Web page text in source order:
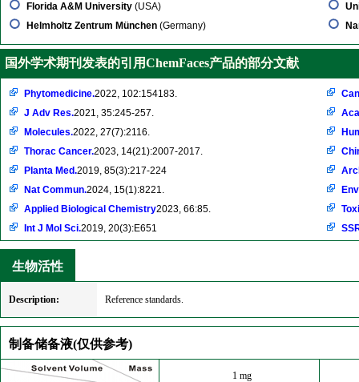
Florida A&M University (USA)
Helmholtz Zentrum München (Germany)
国外学术期刊发表的引用ChemFaces产品的部分文献
Phytomedicine.2022, 102:154183.
J Adv Res.2021, 35:245-257.
Molecules.2022, 27(7):2116.
Thorac Cancer.2023, 14(21):2007-2017.
Planta Med.2019, 85(3):217-224
Nat Commun.2024, 15(1):8221.
Applied Biological Chemistry2023, 66:85.
Int J Mol Sci.2019, 20(3):E651
生物活性
Description: Reference standards.
制备储备液(仅供参考)
1 mg